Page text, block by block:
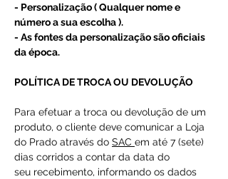
- Personalização ( Qualquer nome e
número a sua escolha ).
- As fontes da personalização são oficiais
da época.
POLÍTICA DE TROCA OU DEVOLUÇÃO
Para efetuar a troca ou devolução de um
produto, o cliente deve comunicar a Loja
do Prado através do SAC em até 7 (sete)
dias corridos a contar da data do
seu recebimento, informando os dados